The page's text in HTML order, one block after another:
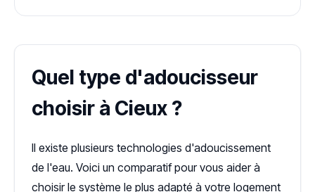
Quel type d'adoucisseur
choisir à Cieux ?
Il existe plusieurs technologies d'adoucissement
de l'eau. Voici un comparatif pour vous aider à
choisir le système le plus adapté à votre logement